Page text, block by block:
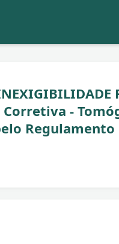
Corretiva -
Regulamento